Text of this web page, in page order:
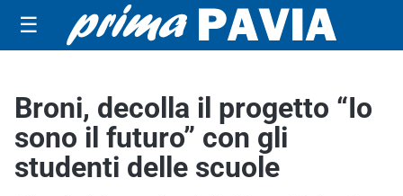
☰
Broni, decolla il progetto “Io
sono il futuro” con gli
studenti delle scuole